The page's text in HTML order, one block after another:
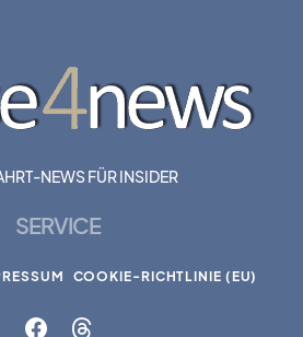
NEWS FÜR INSIDER
SERVICE
COOKIE-RICHTLINIE (EU)